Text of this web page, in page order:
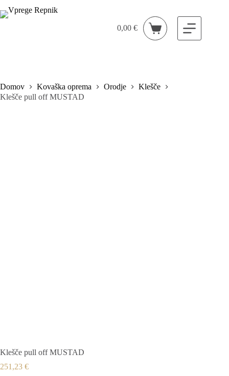
to
Shopping
0,00€
Domov Kovaška oprema Orodje
Klešče
Klešče pull off MUSTAD
Klešče pull off MUSTAD
251,23 €